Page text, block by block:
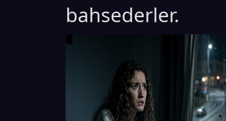
bahsederler.